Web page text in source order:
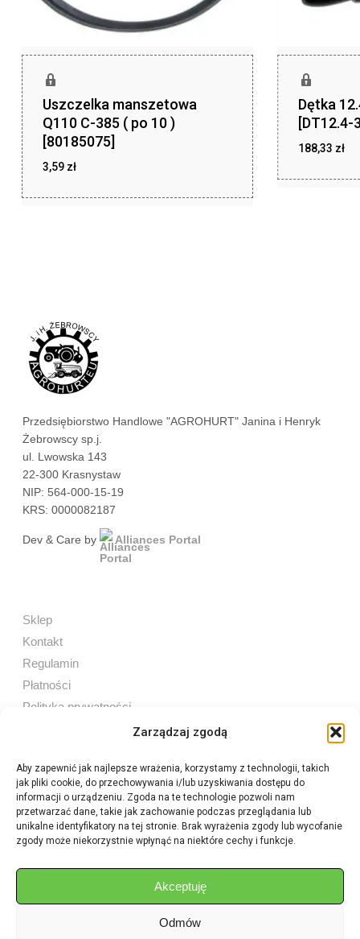
Zarządzaj zgodą
Aby zapewnić jak najlepsze wrażenia, korzystamy z technologii, takich
jak pliki cookie, do przechowywania i/lub uzyskiwania dostępu do
informacji o urządzeniu. Zgoda na te technologie pozwoli nam
przetwarzać dane, takie jak zachowanie podczas przeglądania lub
unikalne identyfikatory na tej stronie. Brak wyrażenia zgody lub wycofanie
zgody może niekorzystnie wpłynąć na niektóre cechy i funkcje.
Akceptuję
Odmów
Uszczelka manszetowa
Q110 C-385 ( po 10 )
[80185075]
3,59 zł
Dętka
[DT12.4-
188,33 zł
Przedsiębiorstwo Handlowe "AGROHURT" Janina i Henryk
Żebrowscy sp.j.
ul. Lwowska 143
22-300 Krasnystaw
NIP: 564-000-15-19
KRS: 0000082187
Dev & Care by Alliances Portal
Sklep
Kontakt
Regulamin
Płatności
Polityka prywatności
Sprzedaż internetowa
Tel:605 603 753
Sprzedaż detaliczna
aukcje.agrohurt@gmail.com